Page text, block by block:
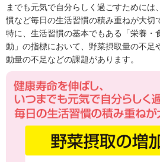
までも元気で自分らしく過ごすためには
慣など毎日の生活習慣の積み重ねが大切
特に、生活習慣の基本でもある「栄養・
動」の指標において、野菜摂取量の不足
動量の不足などの課題があります。